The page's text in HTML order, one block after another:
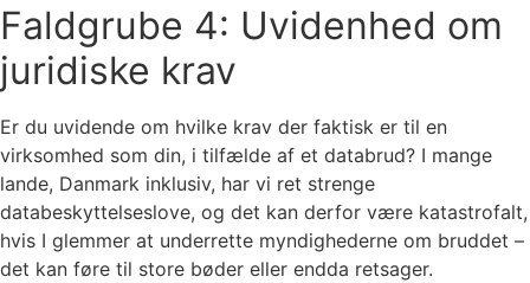
Faldgrube 4: Uvidenhed om
juridiske krav
Er du uvidende om hvilke krav der faktisk er til en
virksomhed som din, i tilfælde af et databrud? I mange
lande, Danmark inklusiv, har vi ret strenge
databeskyttelseslove, og det kan derfor være katastrofalt,
hvis I glemmer at underrette myndighederne om bruddet –
det kan føre til store bøder eller endda retsager.